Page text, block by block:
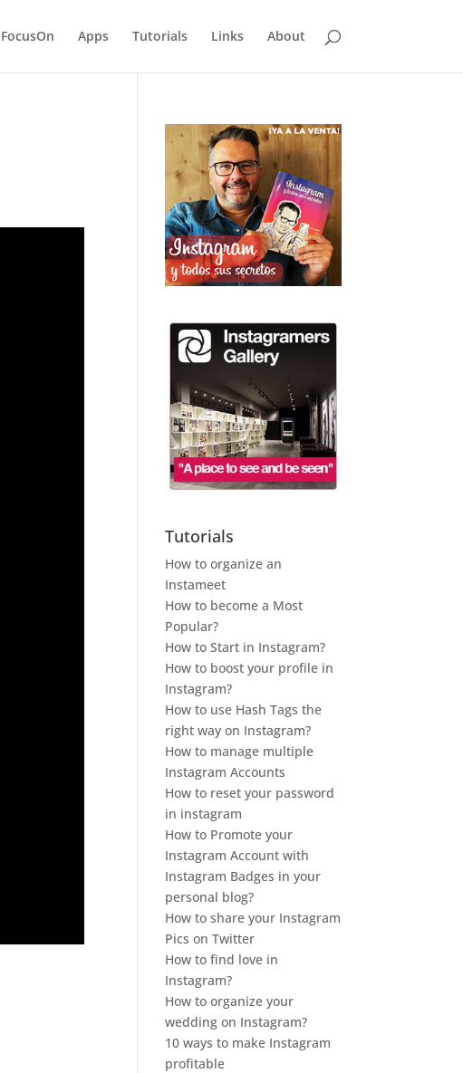
FocusOn Apps Tutorials Links About
Tutorials
How to organize an
Instameet
How to become a Most
Popular?
How to Start in Instagram?
How to boost your profile in
Instagram?
How to use Hash Tags the
right way on Instagram?
How to manage multiple
Instagram Accounts
How to reset your password
in instagram
How to Promote your
Instagram Account with
Instagram Badges in your
personal blog?
How to share your Instagram
Pics on Twitter
How to find love in
Instagram?
How to organize your
wedding on Instagram?
10 ways to make Instagram
profitable